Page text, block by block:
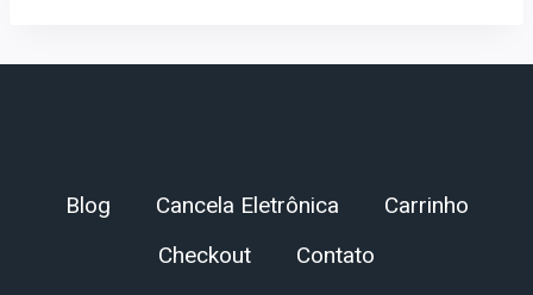
Blog Cancela Eletrônica
Carrinho
Checkout
Contato